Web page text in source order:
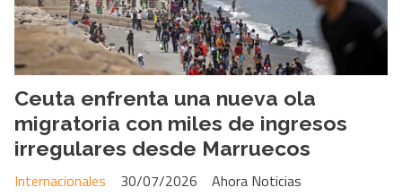
Ceuta enfrenta una nueva ola
migratoria con miles de ingresos
irregulares desde Marruecos
Ahora Noticias
Internacionales
30/07/2026